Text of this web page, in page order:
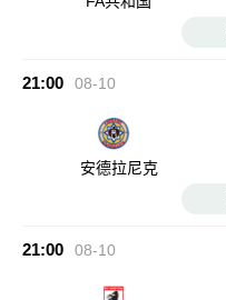
21:00 08-10
安德拉尼克
21:00 08-10